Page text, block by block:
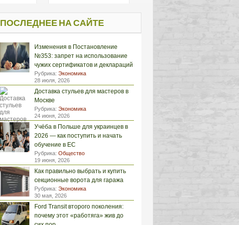
ПОСЛЕДНЕЕ НА САЙТЕ
Изменения в Постановление
№353: запрет на использование
чужих сертификатов и деклараций
Рубрика: Экономика
28 июля, 2026
Доставка стульев для мастеров в
Москве
Рубрика: Экономика
24 июня, 2026
Учёба в Польше для украинцев в
2026 — как поступить и начать
обучение в ЕС
Рубрика: Общество
19 июня, 2026
Как правильно выбрать и купить
секционные ворота для гаража
Рубрика: Экономика
30 мая, 2026
Ford Transit второго поколения:
почему этот «работяга» жив до